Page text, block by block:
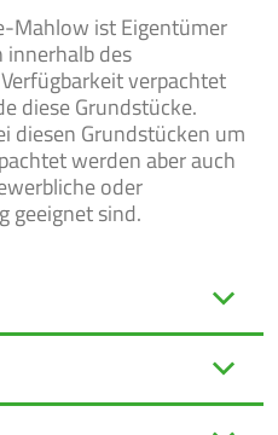
WO ERLEDIGE
ICH WAS?
BUERGER-
SERVICE
ONLINE-
FORMULARE NEWSLETTER
TUNGEN
BEKANNT-
Mahlow ist Eigentümer
des
verpachtet
diese Grundstücke.
diesen Grundstücken um
werden aber auch
oder
geeignet sind.